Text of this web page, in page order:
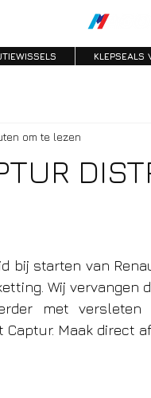
om te lezen
bij starten van
Wij
met
Maak direct
KLEPSEALS